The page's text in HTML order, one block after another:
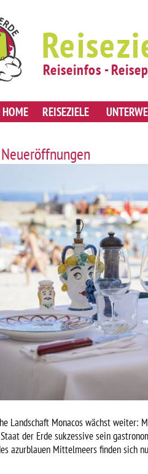
Reiseinfos -
HOME REISEZIELE
Landschaft Monacos wächst weiter:
der Erde sukzessive sein
azurblauen Mittelmeers finden sich